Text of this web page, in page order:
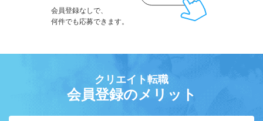
会員登録なしで、
何件でも応募できます。
クリエイト転職
会員登録のメリット